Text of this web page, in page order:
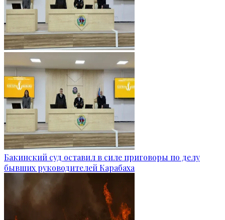
Бакинский суд оставил в силе приговоры по делу
бывших руководителей Карабаха